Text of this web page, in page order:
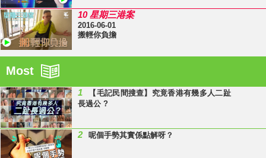
10 星期三港案
2016-06-01
搬輕你負擔
Most
1
【毛記民間搜查】究竟香港有幾多人二趾
長過公 ?
2 呢個手勢其實係點解呀？